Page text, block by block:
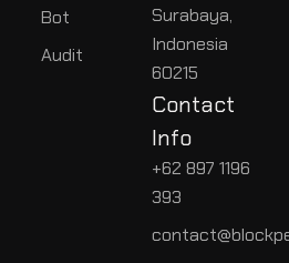
Bot
Audit
Surabaya,
Indonesia
60215
Contact
Info
+62 897 1196
393